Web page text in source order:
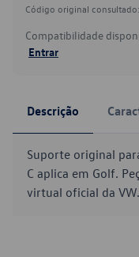
Código original consultado:
Compatibilidade
Entrar
Descrição
Suporte original
C aplica em Golf.
virtual oficial da VW.